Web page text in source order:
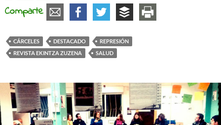
Comparte
CÁRCELES DESTACADO
REPRESIÓN
REVISTA EKINTZA ZUZENA
SALUD